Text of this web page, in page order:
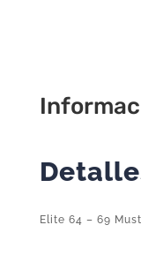
Elite 64 – 69